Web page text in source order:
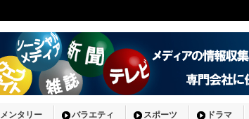
メンタリー バラエティ スポーツ ドラマ